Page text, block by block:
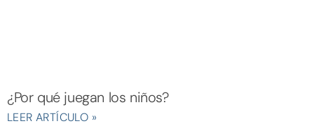
¿Por qué juegan los niños?
LEER ARTÍCULO »